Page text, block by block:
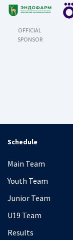
OFFICIAL
SPONSOR
Schedule
Main Team
Youth Team
Junior Team
U19 Team
Results